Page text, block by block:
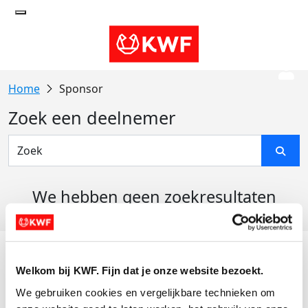
Welkom bij KWF. Fijn dat je onze website bezoekt.
We gebruiken cookies en vergelijkbare technieken om
Sponsor
Zoek een deelnemer
We hebben geen zoekresultaten
Actiematerialen
Evenementen